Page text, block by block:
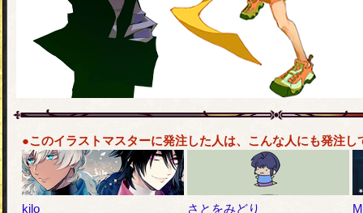
●このイラストマスターに発注した人は、こんな人にも発注し
kilo さとをみどり